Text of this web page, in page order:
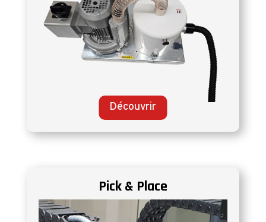
Découvrir
Pick & Place